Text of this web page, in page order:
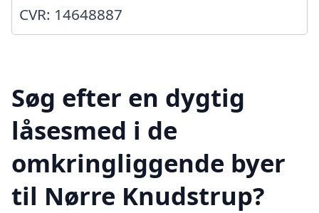
CVR: 14648887
Søg efter en dygtig
låsesmed i de
omkringliggende byer
til Nørre Knudstrup?